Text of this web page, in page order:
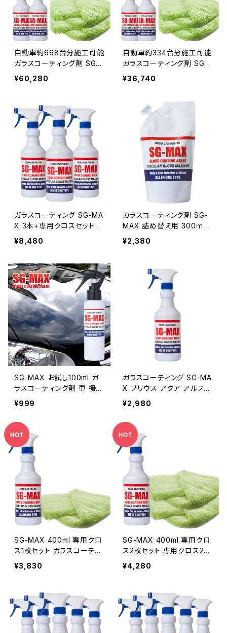
自動車約668台分施工可能
ガラスコーティング剤 SG-
MAX 業務用 20リットル
(SG-MAX50本分) ボトル
ト スマホ 車 最強 おすすめ
洗車機 メンテナンス ワック
ス ランキング diy
¥60,280
自動車約334台分施工可能
ガラスコーティング剤 SG-
MAX 業務用 10リットル(S
G-MAX25本分) ボトル2
スマホ 車 最強 おすすめ 洗
車機 メンテナンス ワックス
¥36,740
ガラスコーティング SG-MA
X 3本+専用クロスセット
プリウス アクア アルファー
ド ベルファイア ヴェルファイ
スマホ iphone アイフォン
コーティング剤 水回りスノ
ーボード ワックス 洗面台
トイレ 墓石 シンク
¥8,480
ガラスコーティング剤 SG-
MAX 詰め替え用 300ｍｍ
送料無料 車 バイク スマホ
iphone アイフォン アップル
ティング剤 水回り 水まわり
下地処理
¥2,380
SG-MAX お試し100ml ガ
ラスコーティング剤 車 撥水
キッチン バイク スマホ コー
掃除 洗面台 トイレ シンク
洗車 親水 Oval撥水 業務
¥999
ガラスコーティング SG-MA
X プリウス アクア アルファ
ード ベルファイア ヴェルフ
ァイア ノート セレナ 車 バイ
ク スマホ iphone アイフォ
ン コーティング剤 水回りス
ノーボード ワックス 洗面台
トイレ 墓石 シンク
¥2,980
SG-MAX 400ml 専用クロ
ス1枚セット ガラスコーティ
ング剤 車 撥水 キッチン バ
イク スマホ コーティング剤
台 トイレ シンク 洗車 親水
Oval撥水 業務用
¥3,830
SG-MAX 400ml 専用クロ
ス2枚セット 専用クロス2枚
目は半額！ガラスコーティン
グ剤 車 撥水 キッチン バイ
水回り 水まわり 掃除 洗面
台 トイレ シンク 洗車 親水
Oval撥水 業務用
¥4,280